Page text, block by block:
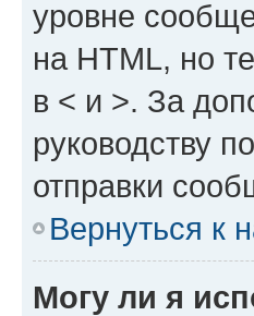
уровне
на HTML, но
в < и >. За
руководству
отправки
Вернуться к
Могу ли я